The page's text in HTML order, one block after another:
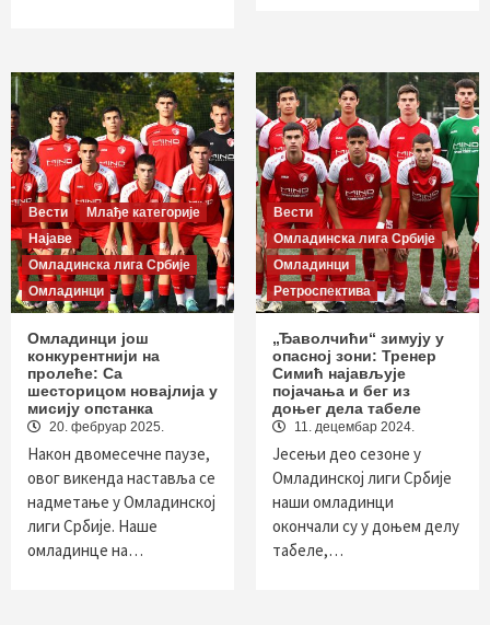
Вести
Млађе категорије
Најаве
Омладинска лига Србије
Омладинци
Омладинци још
конкурентнији на
пролеће: Са
шесторицом новајлија у
мисију опстанка
20. фебруар 2025.
Након двомесечне паузе,
овог викенда наставља се
надметање у Омладинској
лиги Србије. Наше
омладинце на…
Вести
Омладинска лига Србије
Омладинци
Ретроспектива
„Ђаволчићи“ зимују у
опасној зони: Тренер
Симић најављује
појачања и бег из
доњег дела табеле
11. децембар 2024.
Јесењи део сезоне у
Омладинској лиги Србије
наши омладинци
окончали су у доњем делу
табеле,…